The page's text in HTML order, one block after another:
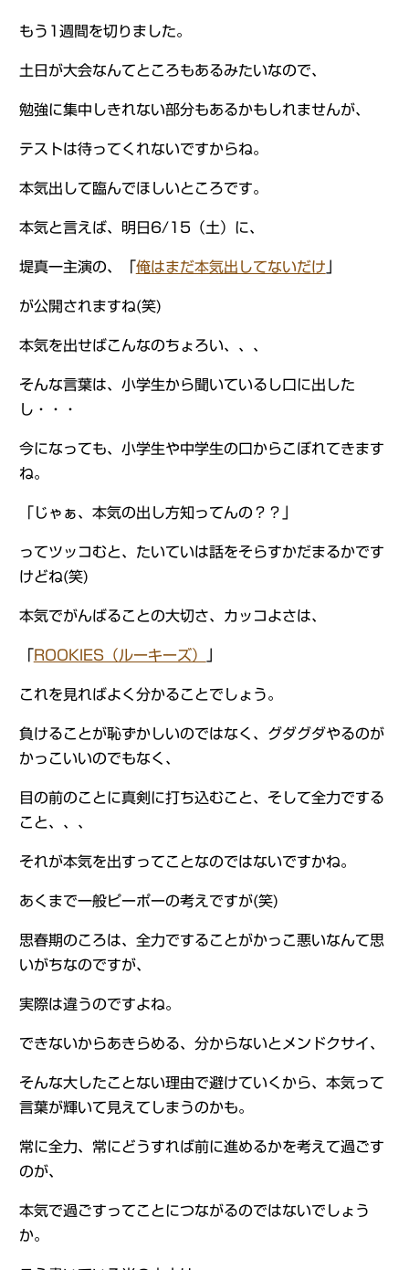
もう1週間を切りました。
土日が大会なんてところもあるみたいなので、
勉強に集中しきれない部分もあるかもしれませんが、
テストは待ってくれないですからね。
本気出して臨んでほしいところです。
本気と言えば、明日6/15（土）に、
堤真一主演の、「 俺はまだ本気出してないだけ
が公開されますね(笑)
本気を出せばこんなのちょろい、、、
そんな言葉は、小学生から聞いているし口に出した
し・・・
今になっても、小学生や中学生の口からこぼれてきます
ね。
「じゃぁ、本気の出し方知ってんの？？」
ってツッコむと、たいていは話をそらすかだまるかです
けどね(笑)
本気でがんばることの大切さ、カッコよさは、
ROOKIES（ルーキーズ）
これを見ればよく分かることでしょう。
負けることが恥ずかしいのではなく、グダグダやるのが
かっこいいのでもなく、
目の前のことに真剣に打ち込むこと、そして全力でする
こと、、、
それが本気を出すってことなのではないですかね。
あくまで一般ピーポーの考えですが(笑)
思春期のころは、全力ですることがかっこ悪いなんて思
いがちなのですが、
実際は違うのですよね。
できないからあきらめる、分からないとメンドクサイ、
そんな大したことない理由で避けていくから、本気って
言葉が輝いて見えてしまうのかも。
常に全力、常にどうすれば前に進めるかを考えて過ごす
のが、
本気で過ごすってことにつながるのではないでしょう
か。